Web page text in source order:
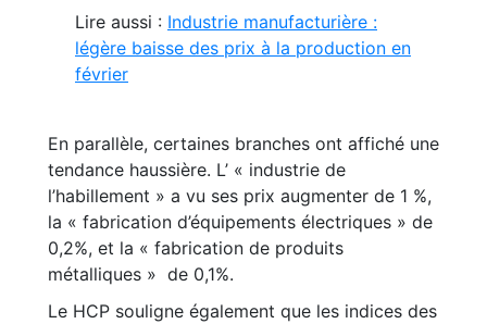
Lire aussi : Industrie manufacturière :
légère baisse des prix à la production en
février
En parallèle, certaines branches ont affiché une
tendance haussière. L’ « industrie de
l’habillement » a vu ses prix augmenter de 1 %,
la « fabrication d’équipements électriques » de
0,2%, et la « fabrication de produits
métalliques » de 0,1%.
Le HCP souligne également que les indices des